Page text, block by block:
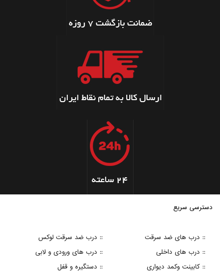
دسترسی سریع
:: درب های ضد سرقت
:: درب ضد سرقت لوکس
:: درب های داخلی
:: درب های ورودی و لابی
:: کابینت وکمد دیواری
:: دستگیره و قفل